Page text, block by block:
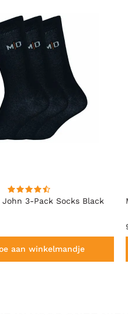
3-Pack Socks Black
aan winkelmandje